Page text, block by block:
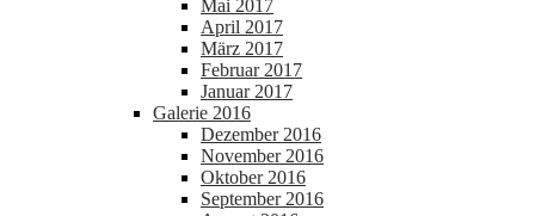
Mai 2017
April 2017
März 2017
Februar 2017
Januar 2017
Galerie 2016
Dezember 2016
November 2016
Oktober 2016
September 2016